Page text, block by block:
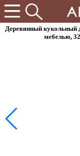
Деревянный кукольный
мебелью,